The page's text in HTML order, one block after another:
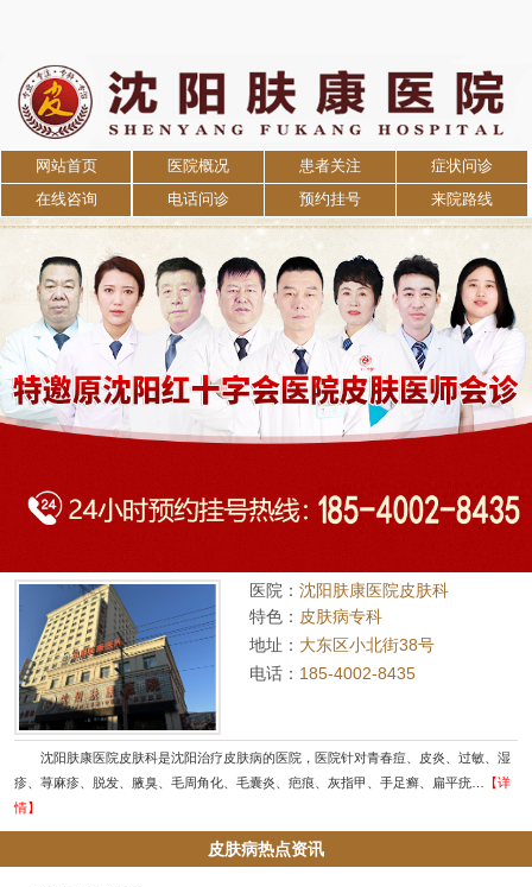
网站首页 医院概况 患者关注 症状问诊
在线咨询 电话问诊 预约挂号 来院路线
医院： 沈阳肤康医院皮肤科
特色： 皮肤病专科
地址： 大东区小北街38号
电话： 185-4002-8435
沈阳肤康医院皮肤科是沈阳治疗皮肤病的医院，医院针对青春痘、皮炎、过敏、湿
疹、荨麻疹、脱发、腋臭、毛周角化、毛囊炎、疤痕、灰指甲、手足癣、扁平疣…
【详
情】
皮肤病热点资讯